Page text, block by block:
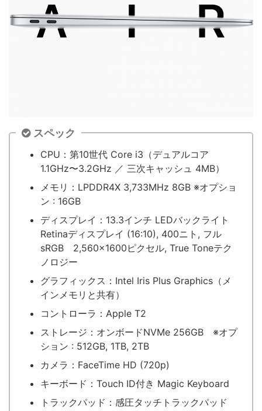
スペック
CPU：第10世代 Core i3（デュアルコア
1.1GHz〜3.2GHz ／ 三次キャッシュ 4MB）
メモリ：LPDDR4X 3,733MHz 8GB ※オプショ
ン : 16GB
ディスプレイ：13.3インチ LEDバックライト
Retinaディスプレイ (16:10), 400ニト, フル
sRGB 2,560×1600ピクセル, True Toneテク
ノロジー
グラフィックス：Intel Iris Plus Graphics（メ
インメモリと共有）
コントローラ：Apple T2
ストレージ：オンボードNVMe 256GB ※オプ
ション : 512GB, 1TB, 2TB
カメラ：FaceTime HD (720p)
キーボード：Touch ID付き Magic Keyboard
トラックパッド：感圧タッチトラックパッド